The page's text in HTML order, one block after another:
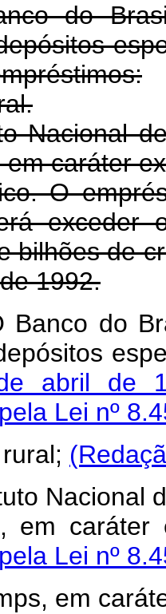
do
Nacional
caráter
O
exceder
bilhões de
1992.
Banco do
abril de
Lei nº
Nacional
em
Lei nº
em